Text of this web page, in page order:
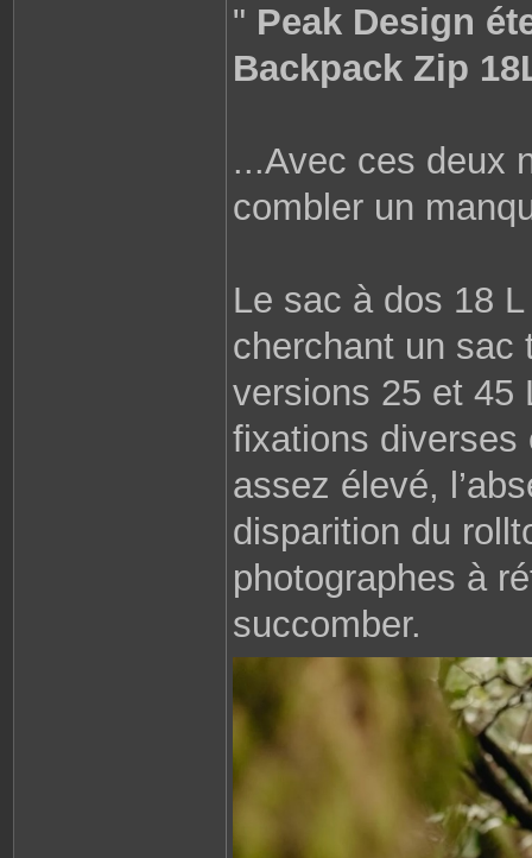
" Peak Design
Backpack Zip
...Avec ces deux
combler un
Le sac à dos 18
cherchant un sac
versions 25 et 45
fixations diverses
assez élevé,
disparition du
photographes à
succomber.